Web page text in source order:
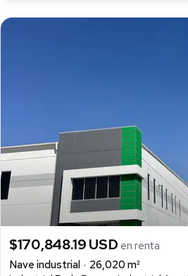
$170,848.19 USD en renta
Nave industrial
26,020 m²